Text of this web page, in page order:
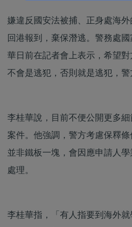
嫌違反國安法被捕、正身處海
回港報到，棄保潛逃。警務處
華日前在記者會上表示，希望
不會是逃犯，否則就是逃犯，警
李桂華說，目前不便公開更多
案件。他強調，警方考慮保釋條
並非鐵板一塊，會因應申請人
處理。
李桂華指，「有人指要到海外